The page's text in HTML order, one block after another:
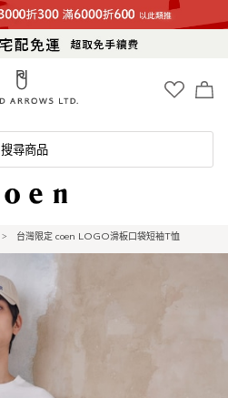
搜尋商品
> 台灣限定 coen LOGO滑板口袋短袖T恤